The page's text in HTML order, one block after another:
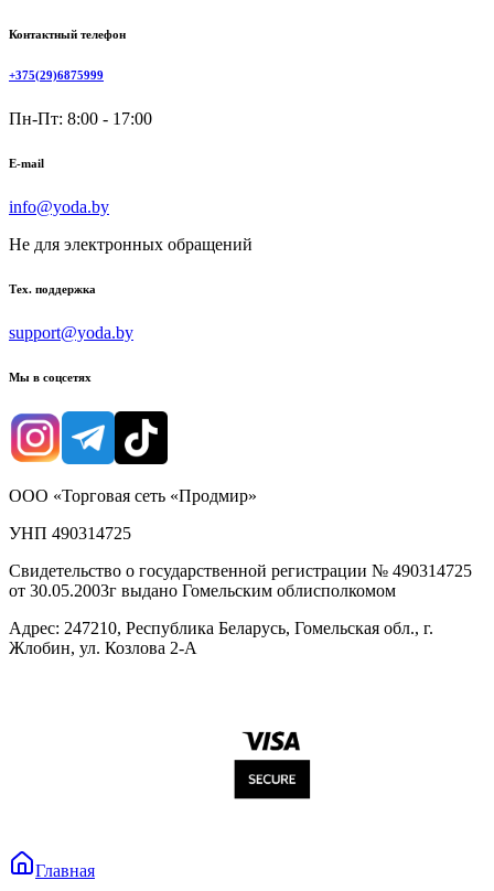
Контактный телефон
+375(29)6875999
Пн-Пт: 8:00 - 17:00
E-mail
info@yoda.by
Не для электронных обращений
Тех. поддержка
support@yoda.by
Мы в соцсетях
ООО «Торговая сеть «Продмир»
УНП 490314725
Свидетельство о государственной регистрации № 490314725
от 30.05.2003г выдано Гомельским облисполкомом
Адрес: 247210, Республика Беларусь, Гомельская обл., г.
Жлобин, ул. Козлова 2-А
Главная